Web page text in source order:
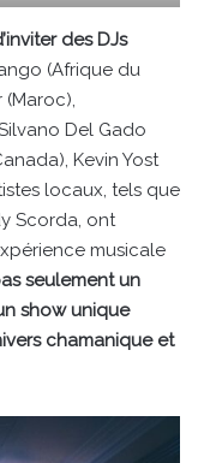
des DJs
(Afrique du
(Maroc),
Del Gado
Kevin Yost
locaux, tels que
Scorda, ont
musicale
seulement un
show unique
chamanique et